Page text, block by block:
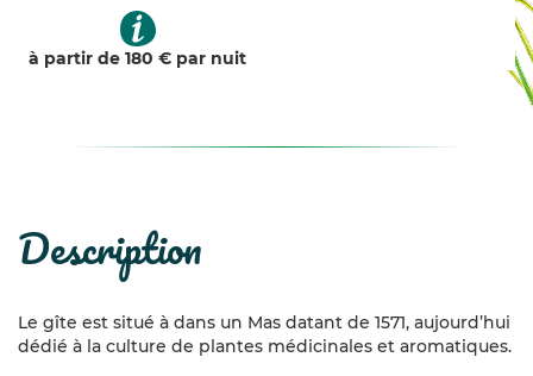
à partir de 180 € par nuit
description
Le gîte est situé à dans un Mas datant de 1571, aujourd’hui
dédié à la culture de plantes médicinales et aromatiques.